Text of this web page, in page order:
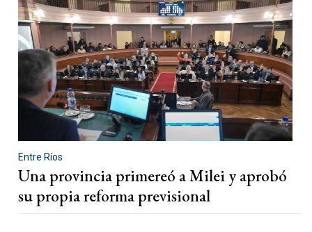
Entre Ríos
Una provincia primereó a Milei y aprobó
su propia reforma previsional